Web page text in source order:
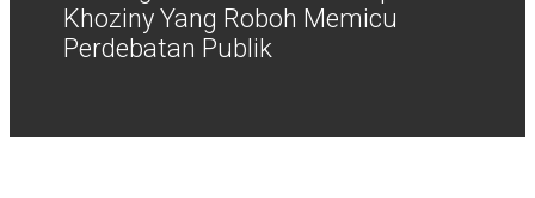
Khoziny Yang Roboh Memicu
Perdebatan Publik